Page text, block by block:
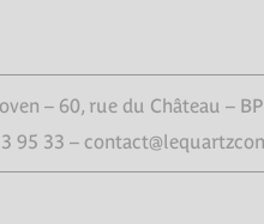
– 60, rue du Château –
95 33 –